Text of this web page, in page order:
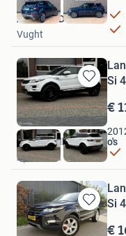
Autohuis Den Bosch
Vught
Bewaren
in
Mijn
Favorieten
Si
€
De Sleutelbloem Auto's
Apeldoorn
Bewaren
in
Si
€